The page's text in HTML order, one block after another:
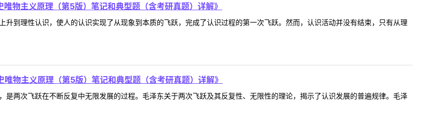
物主义原理（第5版）笔记和典型题（含考研真题）详解》
升到理性认识，使人的认识实现了从现象到本质的飞跃，完成了认识过程的第一次飞跃。然而，认识活动并没有结束，只有从理
物主义原理（第5版）笔记和典型题（含考研真题）详解》
是两次飞跃在不断反复中无限发展的过程。毛泽东关于两次飞跃及其反复性、无限性的理论，揭示了认识发展的普遍规律。毛泽